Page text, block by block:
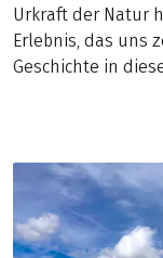
Urkraft der Natur
Erlebnis, das uns
Geschichte in